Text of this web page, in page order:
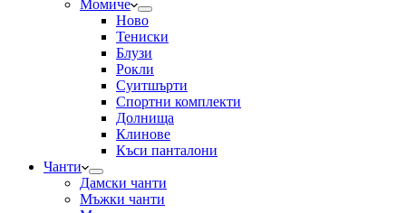
Момиче
Ново
Тениски
Блузи
Рокли
Суитшърти
Спортни комплекти
Долнища
Клинове
Къси панталони
Чанти
Дамски чанти
Мъжки чанти